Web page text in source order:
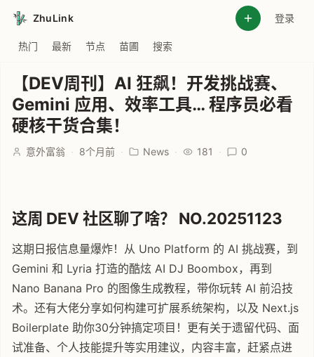
ZhuLink 登录
热门 最新 节点 苗圃 搜索
【DEV周刊】AI 狂飙！开发挑战赛、
Gemini 应用、效率工具… 程序员必看
硬核干货合集！
意外富翁 · 8个月前 · News · 181 · 0
这周 DEV 社区聊了啥？ NO.20251123
这期日报信息量爆炸！从 Uno Platform 的 AI 挑战赛，到
Gemini 和 Lyria 打造的酷炫 AI DJ Boombox，再到
Nano Banana Pro 的图像生成教程，带你玩转 AI 前沿技
术。还有大佬分享如何构建可扩展系统架构，以及 Next.js
Boilerplate 助你30分钟搞定项目！更有关于遗留代码、面
试准备、个人技能提升等实用建议，内容丰富，赶紧点进